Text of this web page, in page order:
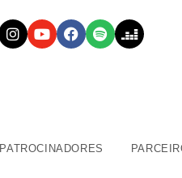
PATROCINADORES